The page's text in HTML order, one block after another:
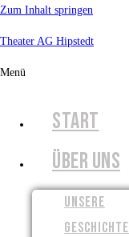
Zum Inhalt springen
Theater AG Hipstedt
Menü
START
ÜBER UNS
UNSERE
GESCHICHTE